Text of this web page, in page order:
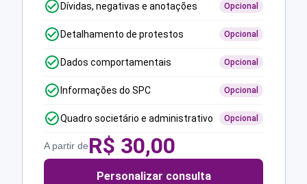
Dívidas, negativas e anotações Opcional
Detalhamento de protestos Opcional
Dados comportamentais Opcional
Informações do SPC Opcional
Quadro societário e administrativo Opcional
A partir deR$ 30,00
Personalizar consulta